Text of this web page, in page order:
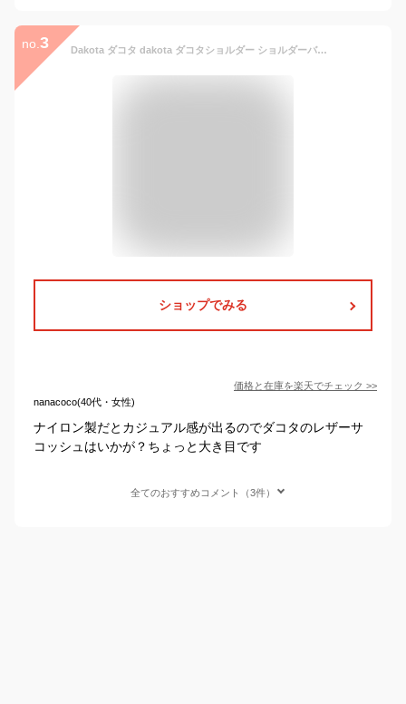
no. 3 Dakota ダコタ dakota ダコタショルダー ショルダーバッグ サコッシュ レディース 斜めがけ 本革 日本製 キューブ 1030300 【smtb-m】【送料無料】【楽天ランキング入賞】【プレゼント最適品】【ブランド】 自分 ご 褒美
ショップでみる
価格と在庫を楽天でチェック >>
nanacoco(40代・女性)
ナイロン製だとカジュアル感が出るのでダコタのレザーサ
コッシュはいかが？ちょっと大き目です
全てのおすすめコメント（3件）